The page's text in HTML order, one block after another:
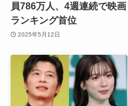
員786万人、4週連続で映画
ランキング首位
2025年5月12日